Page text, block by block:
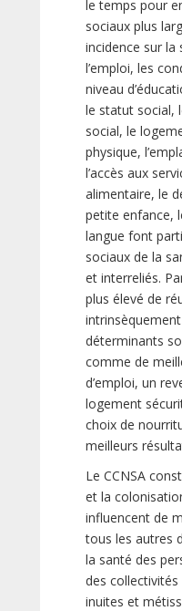
le temps pour
sociaux plus
incidence sur la
l’emploi, les
niveau
le statut social,
social, le
physique,
l’accès aux
alimentaire, le
petite enfance,
langue font
sociaux de la
et interreliés.
plus élevé de
intrinsèquement
déterminants
comme de
d’emploi, un
logement
choix de
meilleurs
Le CCNSA
et la
influencent de
tous les autres
la santé des
des
inuites et